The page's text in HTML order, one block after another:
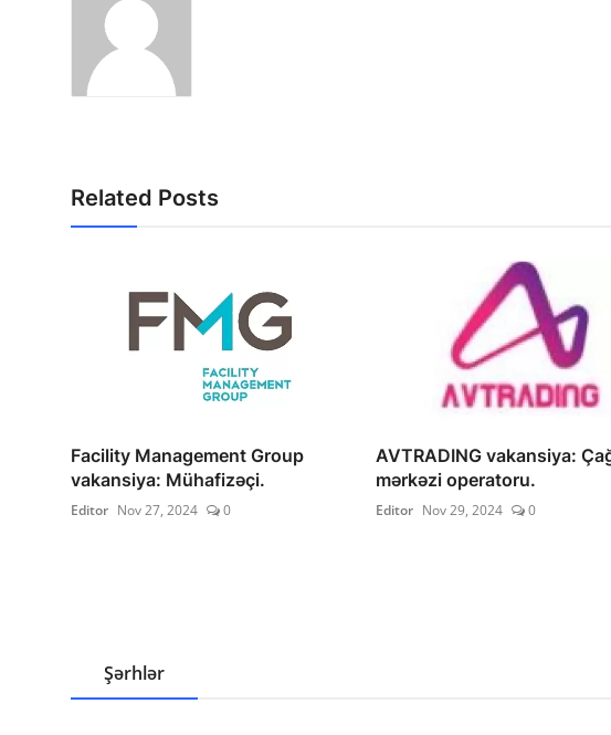
Related Posts
Facility Management Group
vakansiya: Mühafizəçi.
Editor Nov 27, 2024 0
AVTRADING vakansiya:
mərkəzi operatoru.
Editor Nov 29, 2024 0
Şərhlər